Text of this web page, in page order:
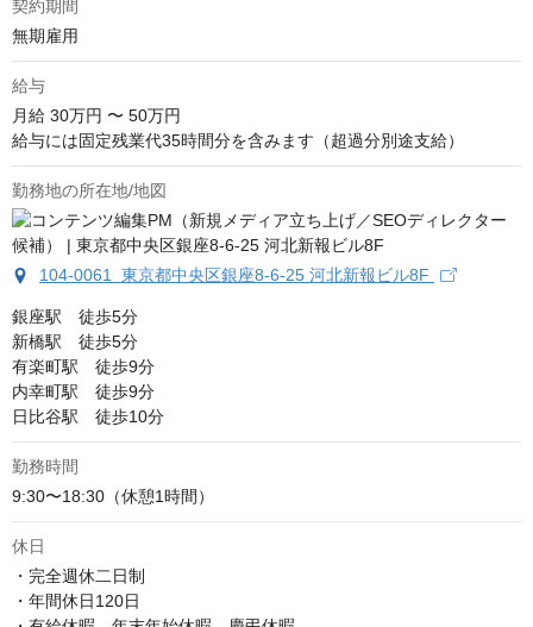
契約期間
無期雇用
給与
月給 30万円 〜 50万円
給与には固定残業代35時間分を含みます（超過分別途支給）
勤務地の所在地/地図
104-0061 東京都中央区銀座8-6-25 河北新報ビル8F
銀座駅　徒歩5分
新橋駅　徒歩5分
有楽町駅　徒歩9分
内幸町駅　徒歩9分
日比谷駅　徒歩10分
勤務時間
9:30〜18:30（休憩1時間）
休日
・完全週休二日制
・年間休日120日